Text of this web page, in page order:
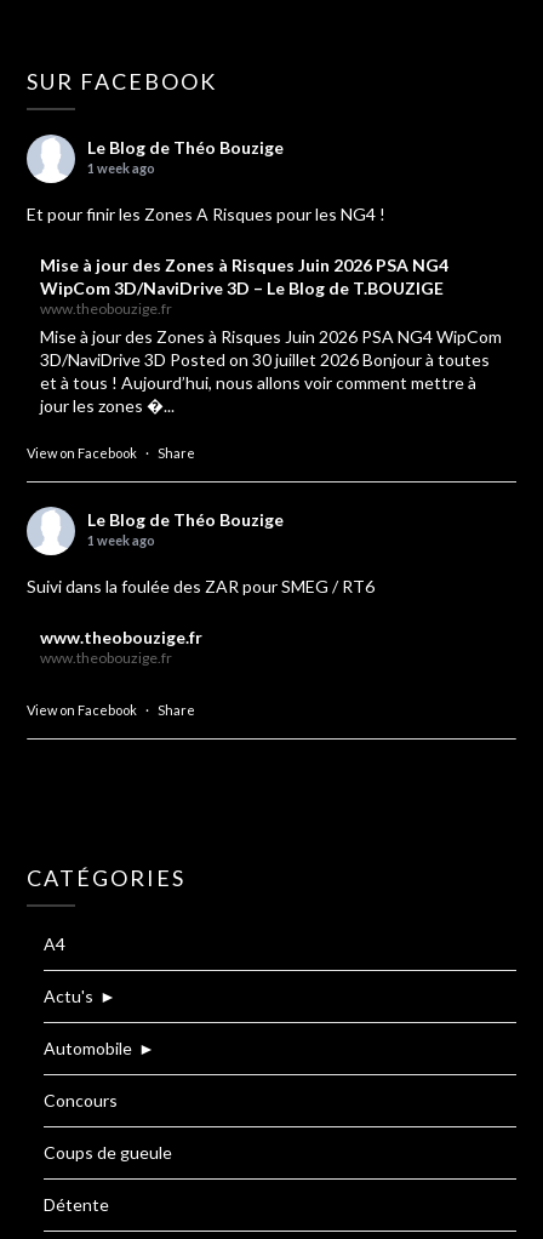
SUR FACEBOOK
Le Blog de Théo Bouzige
1 week ago
Et pour finir les Zones A Risques pour les NG4 !
Mise à jour des Zones à Risques Juin 2026 PSA NG4
WipCom 3D/NaviDrive 3D – Le Blog de T.BOUZIGE
www.theobouzige.fr
Mise à jour des Zones à Risques Juin 2026 PSA NG4 WipCom
3D/NaviDrive 3D Posted on 30 juillet 2026 Bonjour à toutes
et à tous ! Aujourd’hui, nous allons voir comment mettre à
jour les zones �...
View on Facebook · Share
Le Blog de Théo Bouzige
1 week ago
Suivi dans la foulée des ZAR pour SMEG / RT6
www.theobouzige.fr
www.theobouzige.fr
View on Facebook · Share
CATÉGORIES
A4
Actu's ►
Automobile ►
Concours
Coups de gueule
Détente